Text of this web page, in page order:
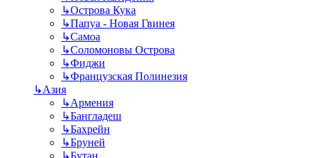
↳Острова Кука
↳Папуа - Новая Гвинея
↳Самоа
↳Соломоновы Острова
↳Фиджи
↳Французская Полинезия
↳Азия
↳Армения
↳Бангладеш
↳Бахрейн
↳Бруней
↳Бутан